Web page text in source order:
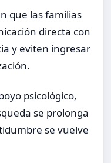
que las familias
directa con
y eviten ingresar
psicológico,
se prolonga
se vuelve